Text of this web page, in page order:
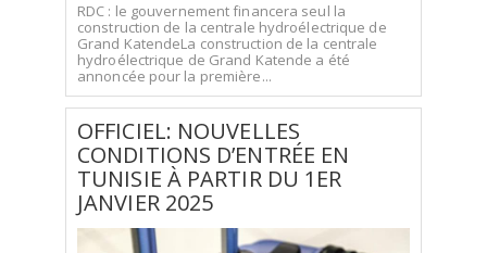
RDC : le gouvernement financera seul la
construction de la centrale hydroélectrique de
Grand KatendeLa construction de la centrale
hydroélectrique de Grand Katende a été
annoncée pour la première...
OFFICIEL: NOUVELLES
CONDITIONS D’ENTRÉE EN
TUNISIE À PARTIR DU 1ER
JANVIER 2025